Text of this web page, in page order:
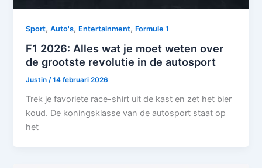
Sport,Auto's, Entertainment, Formule 1
F1 2026: Alles wat je moet weten over
de grootste revolutie in de autosport
Justin/14 februari 2026
Trek je favoriete race-shirt uit de kast en zet het bier
koud. De koningsklasse van de autosport staat op
het